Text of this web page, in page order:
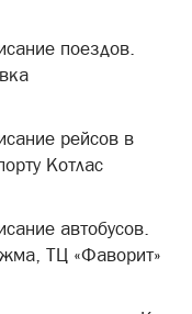
поездов.
рейсов в
Котлас
автобусов.
ТЦ «Фаворит»